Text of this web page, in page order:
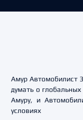
Амур Автомобилист
думать о
Амуру, и
условиях